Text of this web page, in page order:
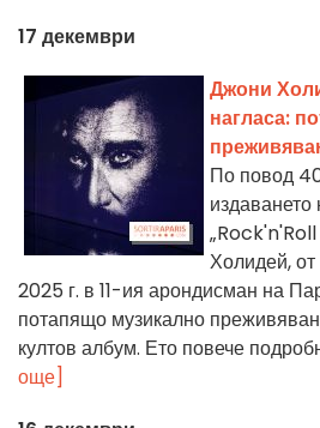
17 декември
Джони
нагласа:
По повод
Холидей,
2025 г. в 11-ия арондисман на
потапящо музикално
култов албум. Ето повече
още]